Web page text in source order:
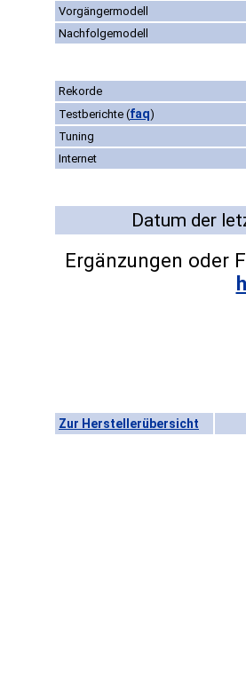
Vorgängermodell
Nachfolgemodell
Rekorde
Testberichte (faq)
Tuning
Internet
Datum der
Ergänzungen oder
Zur Herstellerübersicht